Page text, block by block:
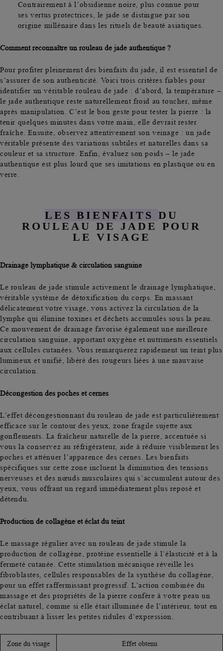
Contrairement à l’obsidienne noire, plus connue pour
ses vertus protectrices, le jade se distingue par son
origine millénaire dans les rituels de beauté asiatiques.
Comment reconnaître un rouleau de jade authentique ?
Pour profiter pleinement des bienfaits du jade, il est essentiel de
s’assurer de son authenticité. Voici trois critères fiables pour
identifier un véritable rouleau de jade : d’abord, la température –
le jade authentique reste naturellementfroid au toucher, même
après manipulation. C’est le bon geste pour tester la pierre : la
tenir quelques minutes dans votre main, elle devrait rester
fraîche. Ensuite, observez attentivement son veinage : un jade
véritable présente des variations subtiles et naturelles dans sa
couleur et sa structure. Enfin, évaluez son poids – lejade
authentique est plus lourdque ses imitations en plastique ou en
verre.
LES BIENFAITS DU
ROULEAU DE JADE POUR
LE VISAGE
Drainage lymphatique & circulation sanguine
Le rouleau de jade stimule activement le drainage lymphatique
véritable système de détoxification du corps. En massant
délicatement votre visage, vous activez la circulation de la
lymphe qui élimine toxineset déchets accumulés sous la peau.
Ce mouvement de drainage favorise également une meilleure
circulation sanguine, apportant oxygène et nutriments essentiels
aux cellules cutanées. Vous remarquerez rapidement unteint plus
lumineux et unifié
, libéré des rougeurs liées à une mauvaise
circulation.
Décongestion des poches et cernes
L’effet décongestionnant du rouleau de jade est particulièrement
efficace sur le contour des yeux, zone fragile sujette aux
gonflements. La fraîcheur naturelle de la pierre, accentuée si
vous la conservez au réfrigérateur, aide à réduire visiblement les
poches et atténuer l’apparence des cernes. Les bienfaits
spécifiques sur cette zone incluent la diminution des tensions
nerveuses et des nœuds musculaires qui s’accumulent autour des
yeux, vous offrant un regard immédiatement plus reposé et
détendu.
Production de collagène et éclat du teint
Le massage régulier avec un rouleau de jade stimule la
production de collagène
, protéine essentielle à l’élasticité et à la
fermeté cutanée. Cette stimulation mécanique réveille les
fibroblastes, cellules responsables de la synthèse du collagène,
pour un effet raffermissant progressif. L’action combinée du
massage et des propriétés de la pierre confère à votre peau un
éclat naturel, comme si elle était illuminée de l’intérieur, tout en
contribuant à lisser les petites ridules d’expression.
Zone du visage Effet obtenu